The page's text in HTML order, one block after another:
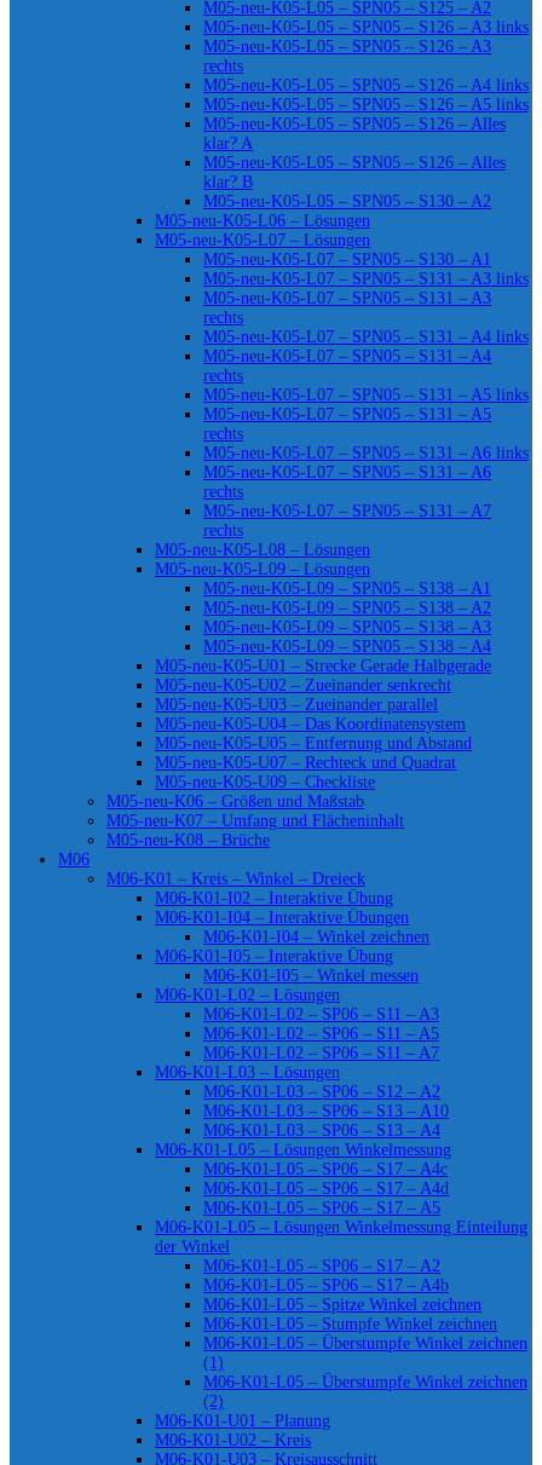
M05-neu-K05-L05 – SPN05 – S125 – A2
M05-neu-K05-L05 – SPN05 – S126 – A3 links
M05-neu-K05-L05 – SPN05 – S126 – A3
rechts
M05-neu-K05-L05 – SPN05 – S126 – A4 links
M05-neu-K05-L05 – SPN05 – S126 – A5 links
M05-neu-K05-L05 – SPN05 – S126 – Alles
klar? A
M05-neu-K05-L05 – SPN05 – S126 – Alles
klar? B
M05-neu-K05-L05 – SPN05 – S130 – A2
M05-neu-K05-L06 – Lösungen
M05-neu-K05-L07 – Lösungen
M05-neu-K05-L07 – SPN05 – S130 – A1
M05-neu-K05-L07 – SPN05 – S131 – A3 links
M05-neu-K05-L07 – SPN05 – S131 – A3
rechts
M05-neu-K05-L07 – SPN05 – S131 – A4 links
M05-neu-K05-L07 – SPN05 – S131 – A4
rechts
M05-neu-K05-L07 – SPN05 – S131 – A5 links
M05-neu-K05-L07 – SPN05 – S131 – A5
rechts
M05-neu-K05-L07 – SPN05 – S131 – A6 links
M05-neu-K05-L07 – SPN05 – S131 – A6
rechts
M05-neu-K05-L07 – SPN05 – S131 – A7
rechts
M05-neu-K05-L08 – Lösungen
M05-neu-K05-L09 – Lösungen
M05-neu-K05-L09 – SPN05 – S138 – A1
M05-neu-K05-L09 – SPN05 – S138 – A2
M05-neu-K05-L09 – SPN05 – S138 – A3
M05-neu-K05-L09 – SPN05 – S138 – A4
M05-neu-K05-U01 – Strecke Gerade Halbgerade
M05-neu-K05-U02 – Zueinander senkrecht
M05-neu-K05-U03 – Zueinander parallel
M05-neu-K05-U04 – Das Koordinatensystem
M05-neu-K05-U05 – Entfernung und Abstand
M05-neu-K05-U07 – Rechteck und Quadrat
M05-neu-K05-U09 – Checkliste
M05-neu-K06 – Größen und Maßstab
M05-neu-K07 – Umfang und Flächeninhalt
M05-neu-K08 – Brüche
M06
M06-K01 – Kreis – Winkel – Dreieck
M06-K01-I02 – Interaktive Übung
M06-K01-I04 – Interaktive Übungen
M06-K01-I04 – Winkel zeichnen
M06-K01-I05 – Interaktive Übung
M06-K01-I05 – Winkel messen
M06-K01-L02 – Lösungen
M06-K01-L02 – SP06 – S11 – A3
M06-K01-L02 – SP06 – S11 – A5
M06-K01-L02 – SP06 – S11 – A7
M06-K01-L03 – Lösungen
M06-K01-L03 – SP06 – S12 – A2
M06-K01-L03 – SP06 – S13 – A10
M06-K01-L03 – SP06 – S13 – A4
M06-K01-L05 – Lösungen Winkelmessung
M06-K01-L05 – SP06 – S17 – A4c
M06-K01-L05 – SP06 – S17 – A4d
M06-K01-L05 – SP06 – S17 – A5
M06-K01-L05 – Lösungen Winkelmessung Einteilung
der Winkel
M06-K01-L05 – SP06 – S17 – A2
M06-K01-L05 – SP06 – S17 – A4b
M06-K01-L05 – Spitze Winkel zeichnen
M06-K01-L05 – Stumpfe Winkel zeichnen
M06-K01-L05 – Überstumpfe Winkel zeichnen
(1)
M06-K01-L05 – Überstumpfe Winkel zeichnen
(2)
M06-K01-U01 – Planung
M06-K01-U02 – Kreis
M06-K01-U03 – Kreisausschnitt